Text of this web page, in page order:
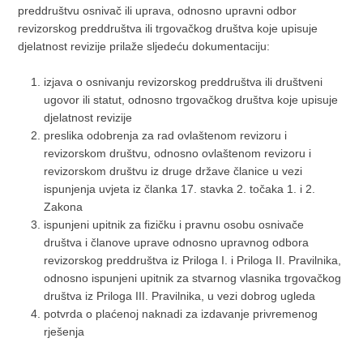
preddruštvu osnivač ili uprava, odnosno upravni odbor
revizorskog preddruštva ili trgovačkog društva koje upisuje
djelatnost revizije prilaže sljedeću dokumentaciju:
izjava o osnivanju revizorskog preddruštva ili društveni
ugovor ili statut, odnosno trgovačkog društva koje upisuje
djelatnost revizije
preslika odobrenja za rad ovlaštenom revizoru i
revizorskom društvu, odnosno ovlaštenom revizoru i
revizorskom društvu iz druge države članice u vezi
ispunjenja uvjeta iz članka 17. stavka 2. točaka 1. i 2.
Zakona
ispunjeni upitnik za fizičku i pravnu osobu osnivače
društva i članove uprave odnosno upravnog odbora
revizorskog preddruštva iz Priloga I. i Priloga II. Pravilnika,
odnosno ispunjeni upitnik za stvarnog vlasnika trgovačkog
društva iz Priloga III. Pravilnika, u vezi dobrog ugleda
potvrda o plaćenoj naknadi za izdavanje privremenog
rješenja